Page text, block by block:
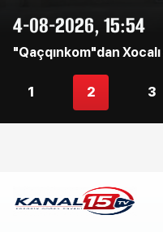
4-08-2026, 15:54
"Qaçqınkom"dan
1 2 3